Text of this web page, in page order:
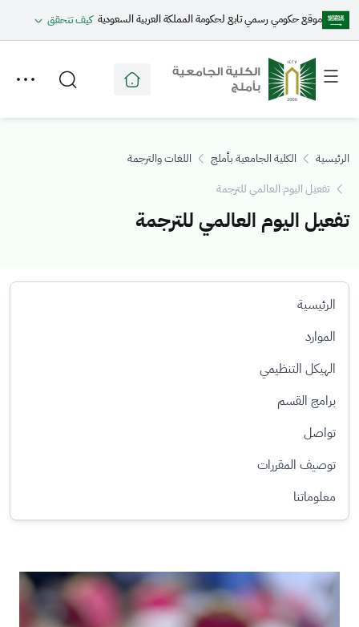
موقع حكومي رسمي تابع لحكومة المملكة العربية السعودية كيف تتحقق
Toggle
menu
Toggle
secondary
menu
الرئيسية الكلية الجامعية بأملج
اللغات والترجمة
تفعيل اليوم العالمي للترجمة
تفعيل اليوم العالمي للترجمة
الرئيسية
الموارد
الهيكل التنظيمي
برامج القسم
تواصل
توصيف المقررات​
معلوماتنا
الصورة